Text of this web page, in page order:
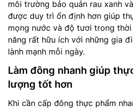
môi trường bảo quản rau xanh
được duy trì ổn định hơn giúp
mọng nước và độ tươi trong
năng rất hữu ích với những gia
lành mạnh mỗi ngày.
Làm đông nhanh giúp
lượng tốt hơn
Khi cần cấp đông thực phẩm